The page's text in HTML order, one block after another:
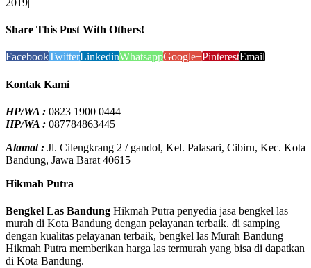
Share This Post With Others!
FacebookTwitterLinkedinWhatsappGoogle+PinterestEmail
Kontak Kami
HP/WA : 0823 1900 0444
HP/WA : 087784863445
Alamat : Jl. Cilengkrang 2 / gandol, Kel. Palasari, Cibiru, Kec. Kota
Bandung, Jawa Barat 40615
Hikmah Putra
Bengkel Las Bandung Hikmah Putra penyedia jasa bengkel las
murah di Kota Bandung dengan pelayanan terbaik. di samping
dengan kualitas pelayanan terbaik, bengkel las Murah Bandung
Hikmah Putra memberikan harga las termurah yang bisa di dapatkan
di Kota Bandung.